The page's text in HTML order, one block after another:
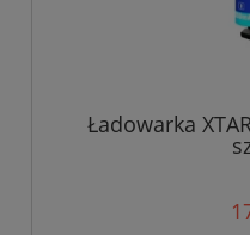
Ładowarka